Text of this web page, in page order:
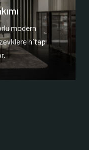
modern
zevklere hitap